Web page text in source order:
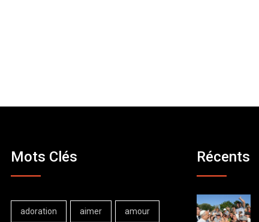
Mots Clés
adoration aimer amour
Récents